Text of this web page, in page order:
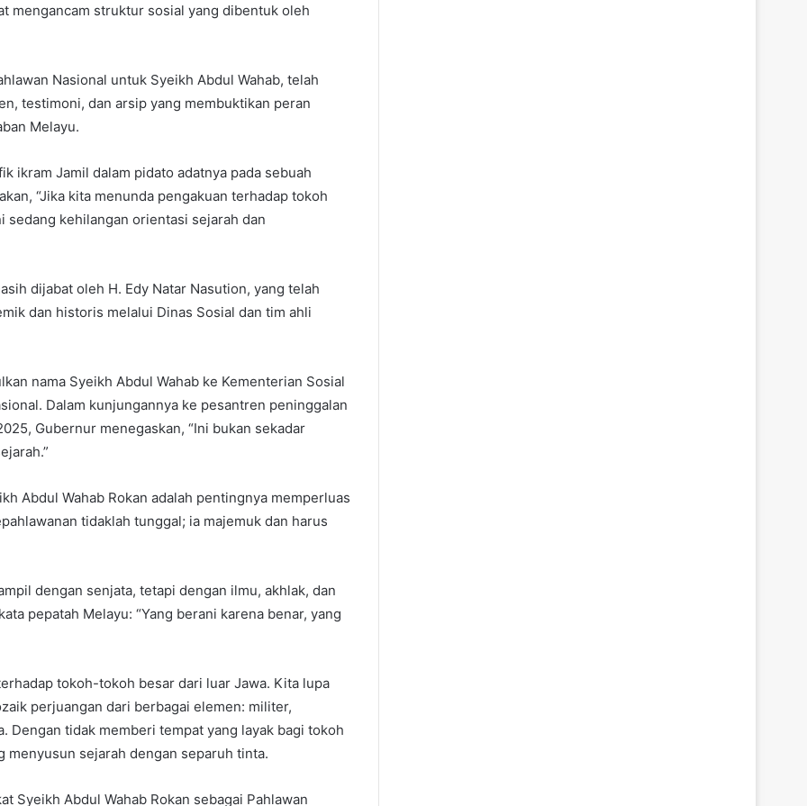
mengancam struktur sosial yang dibentuk oleh
Nasional untuk Syeikh Abdul Wahab, telah
testimoni, dan arsip yang membuktikan peran
Melayu.
ikram Jamil dalam pidato adatnya pada sebuah
“Jika kita menunda pengakuan terhadap tokoh
sedang kehilangan orientasi sejarah dan
dijabat oleh H. Edy Natar Nasution, yang telah
dan historis melalui Dinas Sosial dan tim ahli
nama Syeikh Abdul Wahab ke Kementerian Sosial
Dalam kunjungannya ke pesantren peninggalan
Gubernur menegaskan, “Ini bukan sekadar
Abdul Wahab Rokan adalah pentingnya memperluas
tidaklah tunggal; ia majemuk dan harus
dengan senjata, tetapi dengan ilmu, akhlak, dan
pepatah Melayu: “Yang berani karena benar, yang
tokoh-tokoh besar dari luar Jawa. Kita lupa
perjuangan dari berbagai elemen: militer,
Dengan tidak memberi tempat yang layak bagi tokoh
menyusun sejarah dengan separuh tinta.
Syeikh Abdul Wahab Rokan sebagai Pahlawan